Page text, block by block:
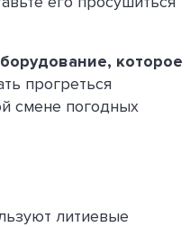
которое
прогреться
смене погодных
литиевые